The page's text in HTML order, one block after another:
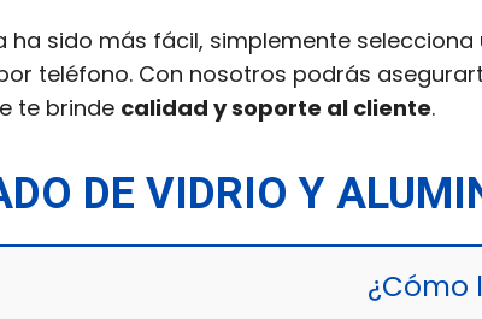
ha sido más fácil, simplemente
teléfono. Con nosotros podrás
te brinde calidad y soporte al cliente.
DE VIDRIO Y
¿Cómo